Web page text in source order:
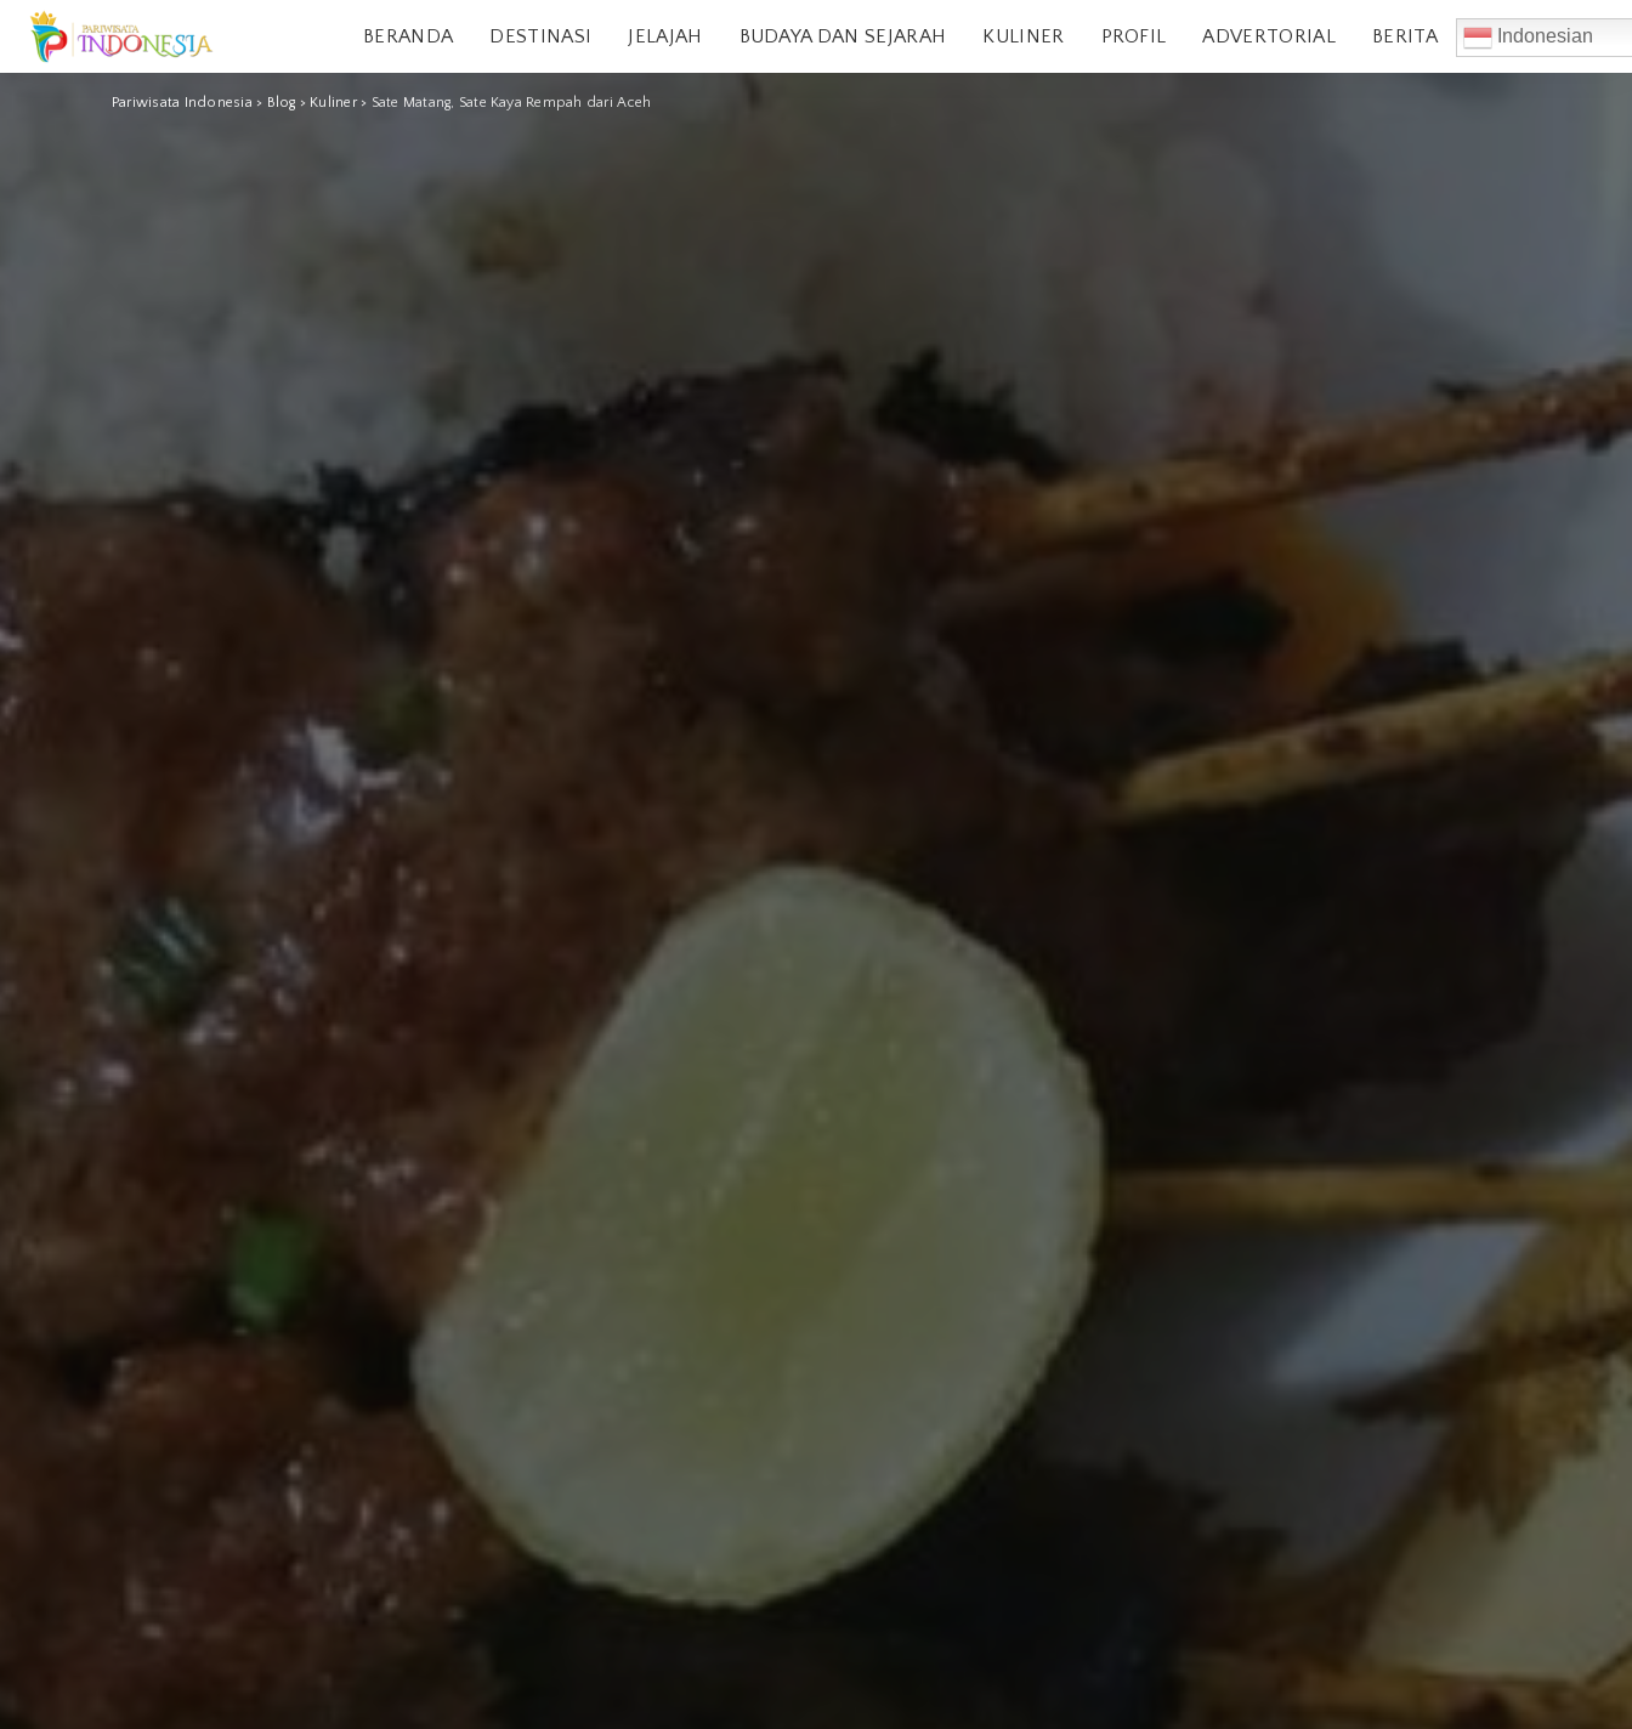
BERANDA DESTINASI JELAJAH BUDAYA DAN SEJARAH KULINER PROFIL ADVERTORIAL BERITA Indonesian
Pariwisata Indonesia > Blog > Kuliner> Sate Matang, Sate Kaya Rempah dari Aceh